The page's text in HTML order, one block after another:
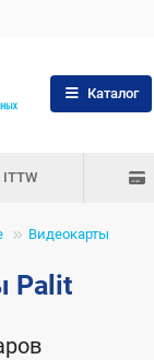
Каталог
Видеокарты
Palit